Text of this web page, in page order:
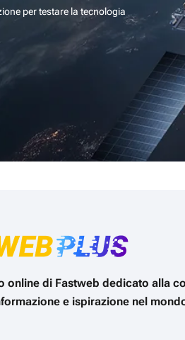
per testare la tecnologia
online di Fastweb dedicato alla
e ispirazione nel